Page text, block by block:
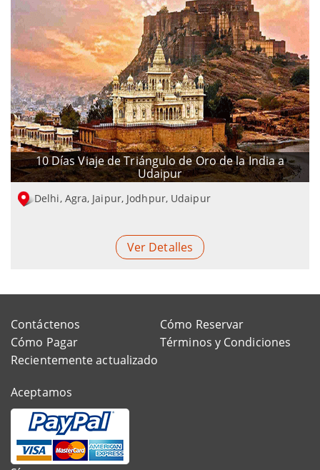
10 Días Viaje de Triángulo de Oro de la India a
Udaipur
Delhi, Agra, Jaipur, Jodhpur, Udaipur
Ver Detalles
Contáctenos
Cómo Reservar
Cómo Pagar
Términos y Condiciones
Recientemente actualizado
Aceptamos